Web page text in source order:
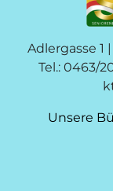
Adlergasse 1
Tel.: 0463/
Unsere